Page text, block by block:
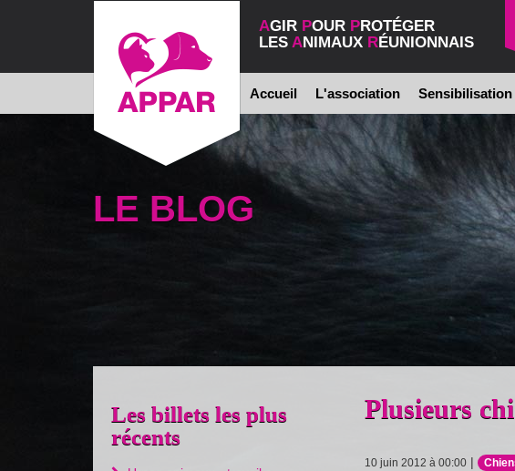
AGIR POUR PROTÉGER
LES ANIMAUX RÉUNIONNAIS
Accueil L'association Sensibilisation
LE BLOG
Les billets les plus
récents
Plusieurs
10 juin 2012 à 00:00|